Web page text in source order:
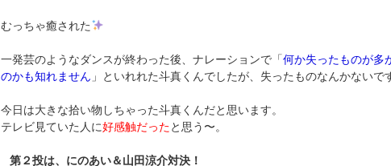
むっちゃ癒された
一発芸のようなダンスが終わった後、ナレーションで「何か失ったものが多
のかも知れません 」といれれた斗真くんでしたが、失ったものなんかないで
今日は大きな拾い物しちゃった斗真くんだと思います。
テレビ見ていた人に好感触だったと思う〜。
第２投は、にのあい＆山田涼介対決！